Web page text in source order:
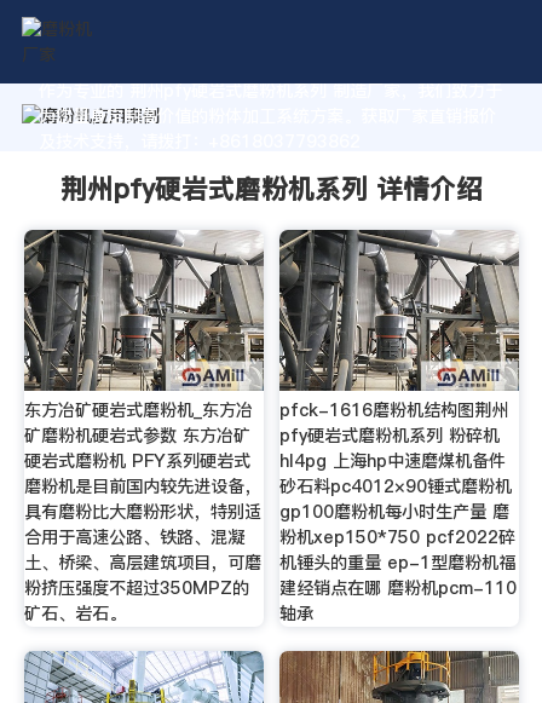
作为专业的 荆州pfy硬岩式磨粉机系列 制造厂家，我们致力于
为您量身定制高价值的粉体加工系统方案。获取厂家直销报价
荆州pfy硬岩式磨粉机系列 详情介绍
东方冶矿硬岩式磨粉机_东方冶
矿磨粉机硬岩式参数 东方冶矿
硬岩式磨粉机 PFY系列硬岩式
磨粉机是目前国内较先进设备，
具有磨粉比大磨粉形状，特别适
合用于高速公路、铁路、混凝
土、桥梁、高层建筑项目，可磨
粉挤压强度不超过350MPZ的
矿石、岩石。
pfck-1616磨粉机结构图荆州
pfy硬岩式磨粉机系列 粉碎机
hl4pg 上海hp中速磨煤机备件
砂石料pc4012×90锤式磨粉机
gp100磨粉机每小时生产量 磨
粉机xep150*750 pcf2022碎
机锤头的重量 ep-1型磨粉机福
建经销点在哪 磨粉机pcm-110
轴承